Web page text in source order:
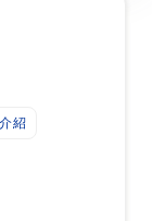
紹